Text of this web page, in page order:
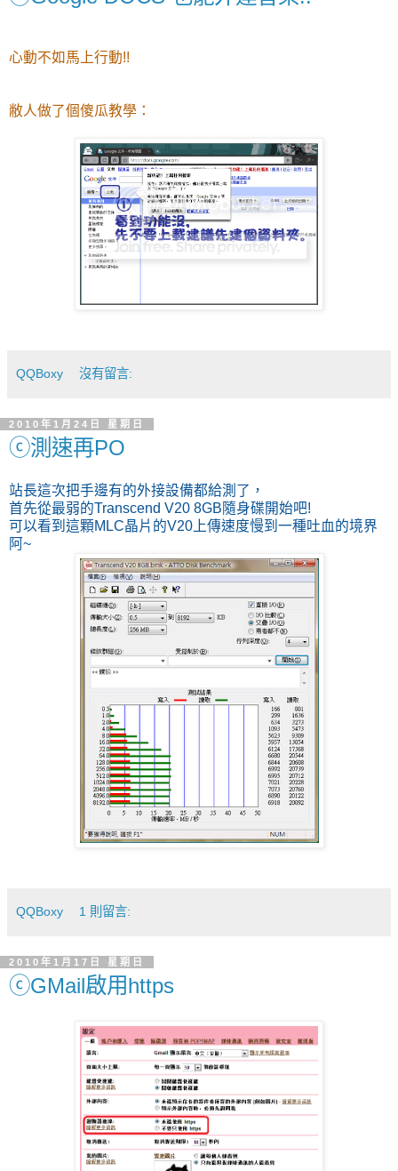
心動不如馬上行動!!
敝人做了個傻瓜教學：
QQBoxy 沒有留言:
2010年1月24日 星期日
ⓒ測速再PO
站長這次把手邊有的外接設備都給測了，
首先從最弱的Transcend V20 8GB隨身碟開始吧!
可以看到這顆MLC晶片的V20上傳速度慢到一種吐血的境界
阿~
QQBoxy 1 則留言:
2010年1月17日 星期日
ⓒGMail啟用https